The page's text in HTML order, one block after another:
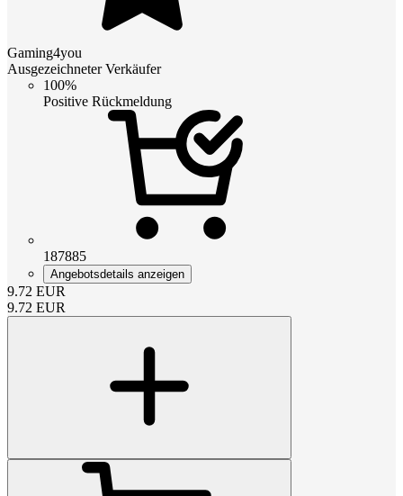
Gaming4you
Ausgezeichneter Verkäufer
100%
Positive Rückmeldung
187885
Angebotsdetails anzeigen
9.72 EUR
9.72 EUR